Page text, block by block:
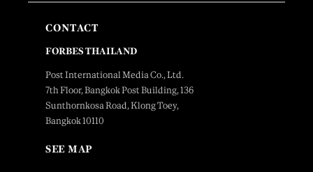
CONTACT
FORBES THAILAND
Post International Media Co., Ltd.
7th Floor, Bangkok Post Building, 136
Sunthornkosa Road, Klong Toey,
Bangkok 10110
SEE MAP